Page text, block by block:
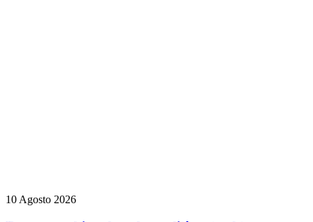
10 Agosto 2026